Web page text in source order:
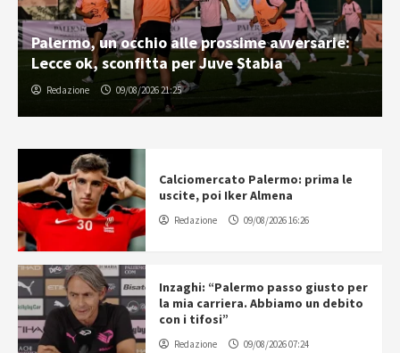
Palermo, un occhio alle prossime avversarie:
Lecce ok, sconfitta per Juve Stabia
Redazione 09/08/2026 21:25
Calciomercato Palermo: prima le
uscite, poi Iker Almena
Redazione 09/08/2026 16:26
Inzaghi: “Palermo passo giusto per
la mia carriera. Abbiamo un debito
con i tifosi”
Redazione 09/08/2026 07:24